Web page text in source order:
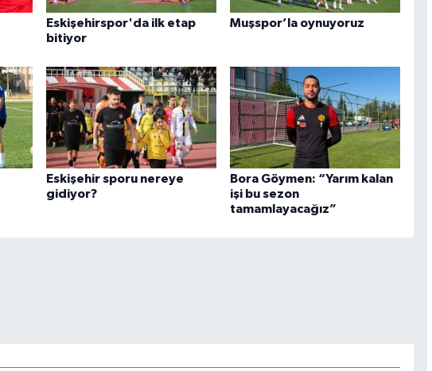
Eskişehirspor'da ilk etap
bitiyor
Muşspor’la oynuyoruz
Eskişehir sporu nereye
gidiyor?
Bora Göymen: “Yarım kalan
işi bu sezon
tamamlayacağız”